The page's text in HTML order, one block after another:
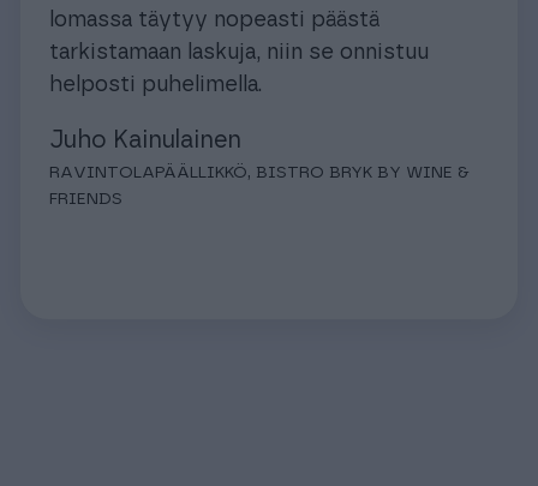
lomassa täytyy nopeasti päästä
tarkistamaan laskuja, niin se onnistuu
helposti puhelimella.
Juho Kainulainen
RAVINTOLAPÄÄLLIKKÖ, BISTRO BRYK BY WINE &
FRIENDS